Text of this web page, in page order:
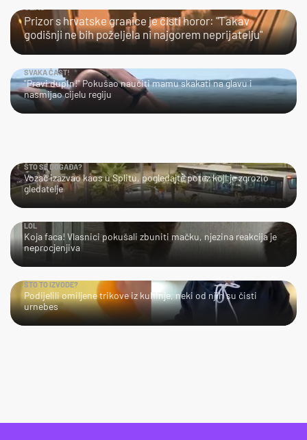
UŽAS…
Prizor s hrvatske granice je čisti horor: "Takav
godišnji ne bih poželjela ni najgorem neprijatelju"
SVAKA ČAST!
"Pravi dupin!" Pokušao naučiti mamu skakati na glavu i
nasmijao cijelu regiju
ŠTO SE DOGAĐA?
Vozač izazvao kaos u Splitu, pogledajte potez koji je zgrozio
gledatelje
LOL
Koja faca! Vlasnici pokušali zbuniti mačku, njezina reakcija je
neprocjenjiva
ŠTO TO IZVODE?
Podijelili omiljene trikove iz kuhinje, neki od njih su čisti
urnebes